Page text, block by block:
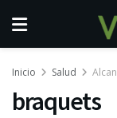
Inicio Salud
braquets